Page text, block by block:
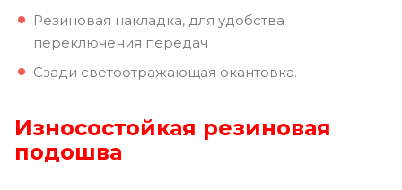
Резиновая накладка, для удобства
переключения передач
Сзади светоотражающая окантовка.
Износостойкая резиновая
подошва